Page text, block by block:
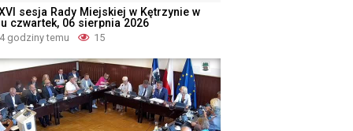
sesja Rady Miejskiej w Kętrzynie w
czwartek, 06 sierpnia 2026
4 godziny temu 15